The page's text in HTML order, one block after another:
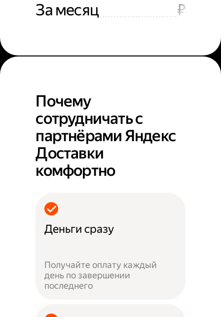
За месяц ₽
Почему
сотрудничать с
партнёрами Яндекс
Доставки
комфортно
Деньги сразу
Получайте оплату каждый
день по завершении
последнего